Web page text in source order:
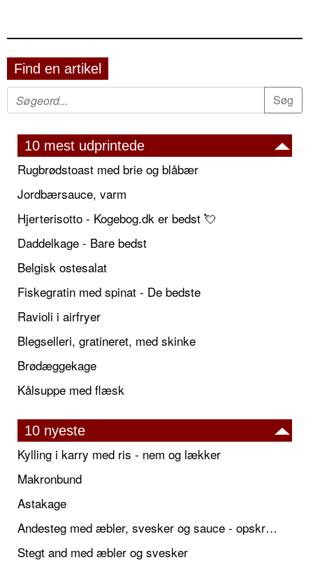
Find en artikel
10 mest udprintede
Rugbrødstoast med brie og blåbær
Jordbærsauce, varm
Hjerterisotto - Kogebog.dk er bedst 💘
Daddelkage - Bare bedst
Belgisk ostesalat
Fiskegratin med spinat - De bedste
Ravioli i airfryer
Blegselleri, gratineret, med skinke
Brødæggekage
Kålsuppe med flæsk
10 nyeste
Kylling i karry med ris - nem og lækker
Makronbund
Astakage
Andesteg med æbler, svesker og sauce - opskrift også til jul
Stegt and med æbler og svesker